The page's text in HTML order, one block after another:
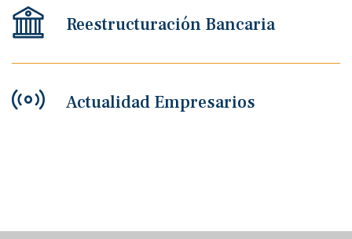
Reestructuración Bancaria
Actualidad Empresarios